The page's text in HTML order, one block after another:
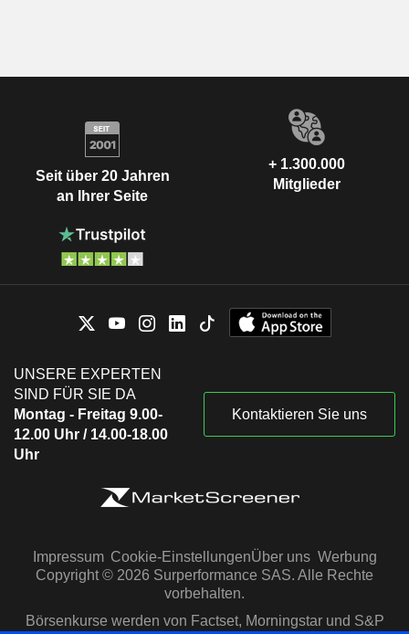
Seit über 20 Jahren
an Ihrer Seite
+ 1.300.000
Mitglieder
UNSERE EXPERTEN
SIND FÜR SIE DA
Montag - Freitag 9.00-
12.00 Uhr / 14.00-18.00
Uhr
Kontaktieren Sie uns
Impressum Cookie-EinstellungenÜber uns Werbung
Copyright © 2026 Surperformance SAS. Alle Rechte
vorbehalten.
Börsenkurse werden von Factset, Morningstar und S&P